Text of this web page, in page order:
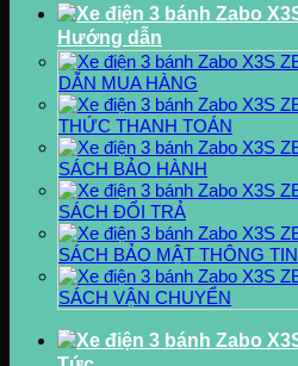
Hướng dẫn
DẪN MUA HÀNG
THỨC THANH TOÁN
SÁCH BẢO HÀNH
SÁCH ĐỔI TRẢ
SÁCH BẢO MẬT THÔNG TIN
SÁCH VẬN CHUYỂN